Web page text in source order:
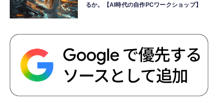
るか。【AI時代の自作PCワークショップ】